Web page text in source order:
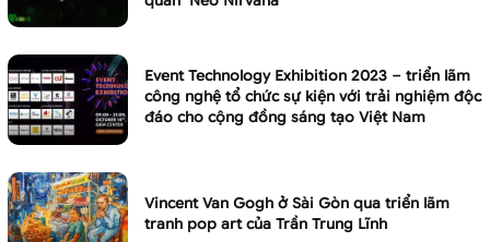
Event Technology Exhibition 2023 – triển lãm
công nghệ tổ chức sự kiện với trải nghiệm độc
đáo cho cộng đồng sáng tạo Việt Nam
Vincent Van Gogh ở Sài Gòn qua triển lãm
tranh pop art của Trần Trung Lĩnh